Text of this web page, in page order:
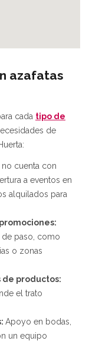
azafatas
cada tipo de
de
cuenta con
a eventos en
alquilados para
paso, como
o zonas
de productos:
el trato
Apoyo en bodas,
un equipo